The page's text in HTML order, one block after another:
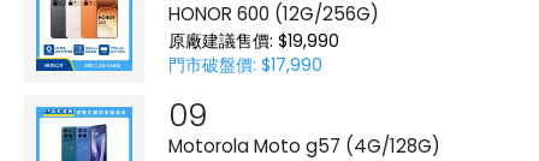
HONOR 600 (12G/256G)
原廠建議售價: $19,990
門市破盤價: $17,990
Motorola Moto g57 (4G/128G)